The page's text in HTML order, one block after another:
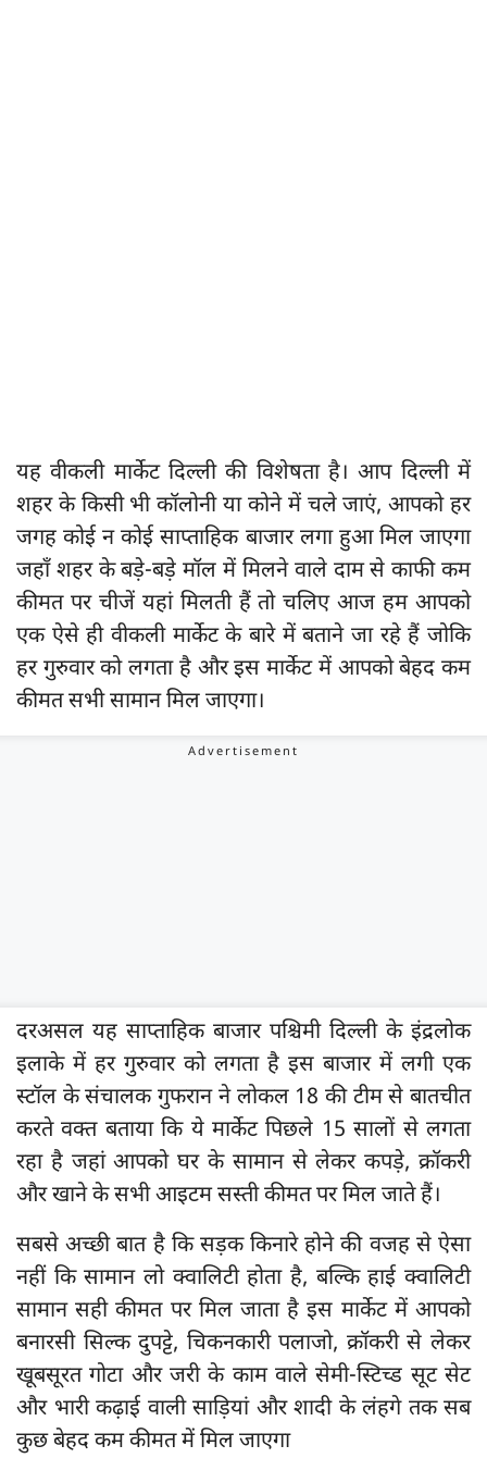
यह वीकली मार्केट दिल्ली की विशेषता है। आप दिल्ली में
शहर के किसी भी कॉलोनी या कोने में चले जाएं, आपको हर
जगह कोई न कोई साप्ताहिक बाजार लगा हुआ मिल जाएगा
जहाँ शहर के बड़े-बड़े मॉल में मिलने वाले दाम से काफी कम
कीमत पर चीजें यहां मिलती हैं तो चलिए आज हम आपको
एक ऐसे ही वीकली मार्केट के बारे में बताने जा रहे हैं जोकि
हर गुरुवार को लगता है और इस मार्केट में आपको बेहद कम
कीमत सभी सामान मिल जाएगा।
दरअसल यह साप्ताहिक बाजार पश्चिमी दिल्ली के इंद्रलोक
इलाके में हर गुरुवार को लगता है इस बाजार में लगी एक
स्टॉल के संचालक गुफरान ने लोकल 18 की टीम से बातचीत
करते वक्त बताया कि ये मार्केट पिछले 15 सालों से लगता
रहा है जहां आपको घर के सामान से लेकर कपड़े, क्रॉकरी
और खाने के सभी आइटम सस्ती कीमत पर मिल जाते हैं।
सबसे अच्छी बात है कि सड़क किनारे होने की वजह से ऐसा
नहीं कि सामान लो क्वालिटी होता है, बल्कि हाई क्वालिटी
सामान सही कीमत पर मिल जाता है इस मार्केट में आपको
बनारसी सिल्क दुपट्टे, चिकनकारी पलाजो, क्रॉकरी से लेकर
खूबसूरत गोटा और जरी के काम वाले सेमी-स्टिच्ड सूट सेट
और भारी कढ़ाई वाली साड़ियां और शादी के लंहगे तक सब
कुछ बेहद कम कीमत में मिल जाएगा